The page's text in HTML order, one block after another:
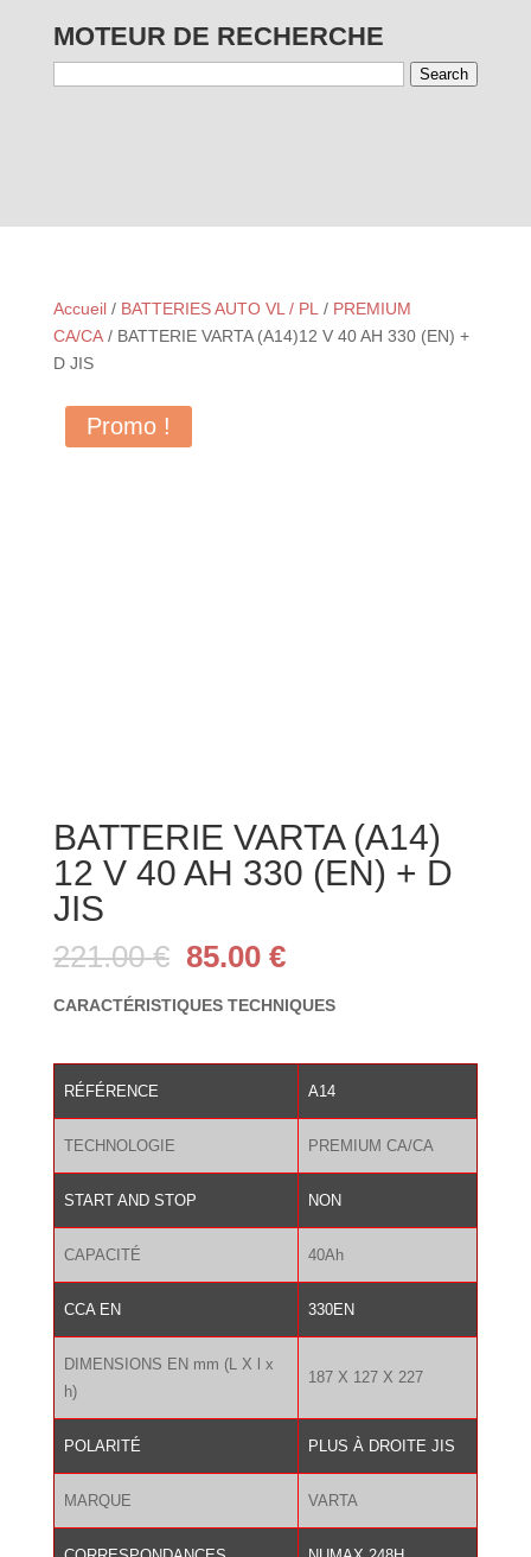
MOTEUR DE RECHERCHE
Search
Accueil/ BATTERIES AUTO VL / PL/ PREMIUM
CA/CA/ BATTERIE VARTA (A14)12 V 40 AH 330 (EN) +
D JIS
Promo !
BATTERIE VARTA (A14)
12 V 40 AH 330 (EN) + D
JIS
221.00€ Le
initial
221.00 €.
85.00 €Le
actuel
85.00 €.
CARACTÉRISTIQUES TECHNIQUES
RÉFÉRENCE A14
TECHNOLOGIE PREMIUM CA/CA
START AND STOP NON
CAPACITÉ 40Ah
CCA EN 330EN
DIMENSIONS EN mm (L X l x
h)
187 X 127 X 227
POLARITÉ PLUS À DROITE JIS
MARQUE VARTA